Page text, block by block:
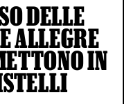
DELLE
ALLEGRE
IN